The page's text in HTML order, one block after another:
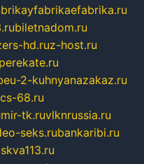
biletnadom.ru
hd.ruz-host.ru
2-kuhnyanazakaz.ru
cs-68.ru
mir-tk.ruvlknrussia.ru
seks.rubankaribi.ru